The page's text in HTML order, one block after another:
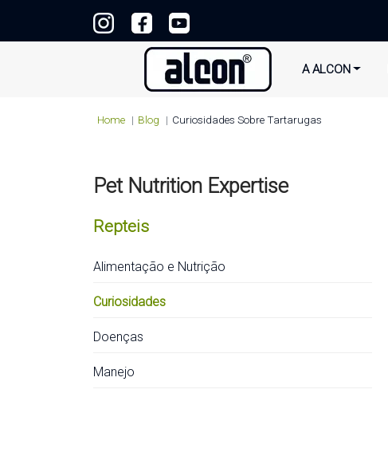
A ALCON
Home Blog Curiosidades Sobre Tartarugas
Pet Nutrition Expertise
Repteis
Alimentação e Nutrição
Curiosidades
Doenças
Manejo